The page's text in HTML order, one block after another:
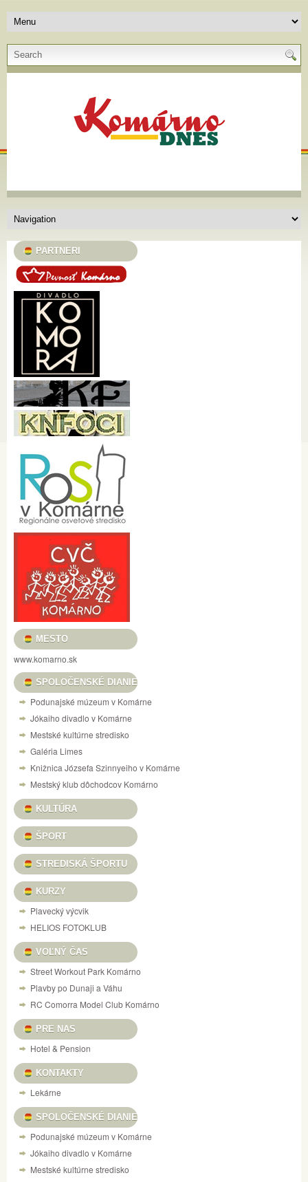
PARTNERI
MESTO
www.komarno.sk
SPOLOČENSKÉ DIANIE
Podunajské múzeum v Komárne
Jókaiho divadlo v Komárne
Mestské kultúrne stredisko
Galéria Limes
Knižnica Józsefa Szinnyeiho v Komárne
Mestský klub dôchodcov Komárno
KULTÚRA
ŠPORT
STREDISKÁ ŠPORTU
KURZY
Plavecký výcvik
HELIOS FOTOKLUB
VOĽNÝ ČAS
Street Workout Park Komárno
Plavby po Dunaji a Váhu
RC Comorra Model Club Komárno
PRE NAS
Hotel & Pension
KONTAKTY
Lekárne
SPOLOČENSKÉ DIANIE
Podunajské múzeum v Komárne
Jókaiho divadlo v Komárne
Mestské kultúrne stredisko